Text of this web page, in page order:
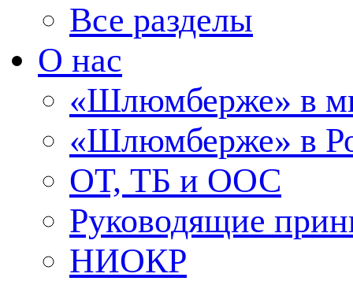
Все разделы
О нас
«Шлюмберже» в
«Шлюмберже» в
ОТ, ТБ и ООС
Руководящие
НИОКР